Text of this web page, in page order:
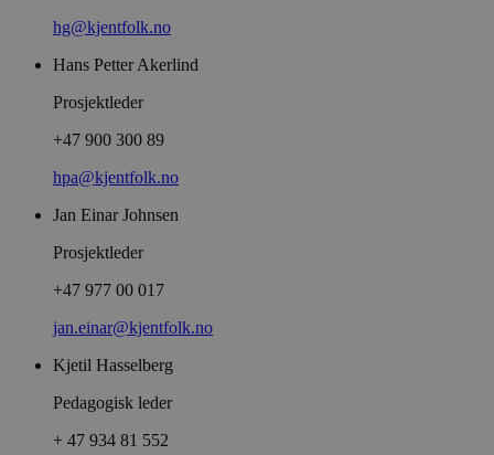
hg@kjentfolk.no
Hans Petter Akerlind
Prosjektleder
+47 900 300 89
hpa@kjentfolk.no
Jan Einar Johnsen
Prosjektleder
+47 977 00 017
jan.einar@kjentfolk.no
Kjetil Hasselberg
Pedagogisk leder
+ 47 934 81 552